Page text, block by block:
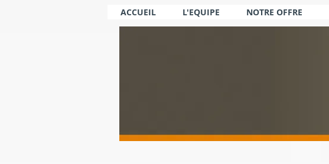
ACCUEIL L'EQUIPE NOTRE OFFRE